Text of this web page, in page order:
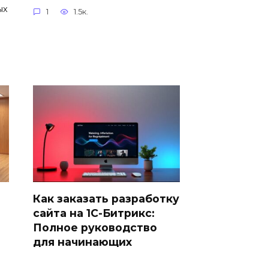
1 1.5к.
Как заказать разработку
сайта на 1С-Битрикс:
Полное руководство
для начинающих